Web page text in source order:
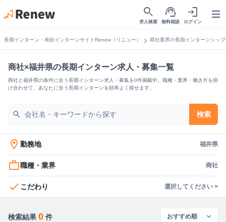
search
求人検索
support_agent
無料相談
login
ログイン
長期インターン・有給インターンサイトRenew（リニュー） chevron_right 商社業界の長期インターンシップ
商社×福井県の長期インターン求人・募集一覧
商社と福井県の条件に合う長期インターン求人・募集を0件掲載中。職種・業界・働き方を掛
け合わせて、あなたに合う長期インターンを効率よく探せます。
search 検索
location_on 勤務地 福井県
work_outline職種・業界 商社
check こだわり 選択してください >
検索結果 0 件